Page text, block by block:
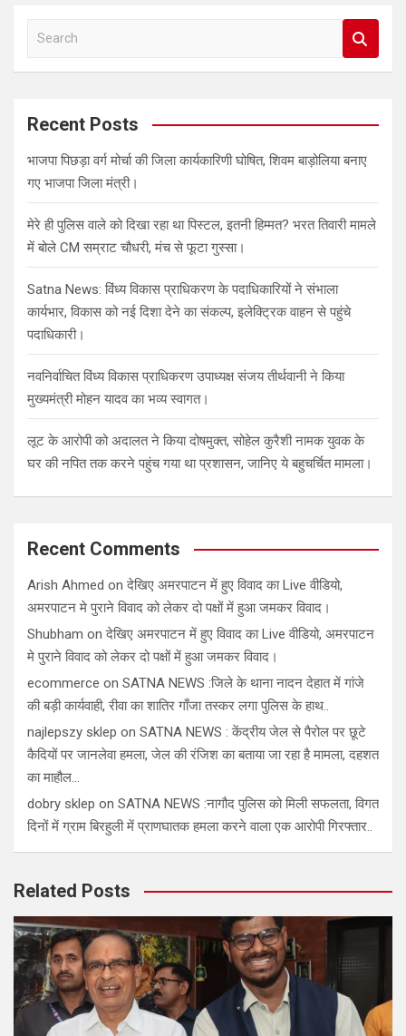
a
c
Recent Posts
भाजपा पिछड़ा वर्ग मोर्चा की जिला कार्यकारिणी घोषित, शिवम बाड़ोलिया बनाए
गए भाजपा जिला मंत्री।
मेरे ही पुलिस वाले को दिखा रहा था पिस्टल, इतनी हिम्मत? भरत तिवारी मामले
में बोले CM सम्राट चौधरी, मंच से फूटा गुस्सा।
Satna News: विंध्य विकास प्राधिकरण के पदाधिकारियों ने संभाला
कार्यभार, विकास को नई दिशा देने का संकल्प, इलेक्ट्रिक वाहन से पहुंचे
पदाधिकारी।
नवनिर्वाचित विंध्य विकास प्राधिकरण उपाध्यक्ष संजय तीर्थवानी ने किया
मुख्यमंत्री मोहन यादव का भव्य स्वागत।
लूट के आरोपी को अदालत ने किया दोषमुक्त, सोहेल कुरैशी नामक युवक के
घर की नपित तक करने पहुंच गया था प्रशासन, जानिए ये बहुचर्चित मामला।
Recent Comments
Arish Ahmed onदेखिए अमरपाटन में हुए विवाद का Live वीडियो,
अमरपाटन मे पुराने विवाद को लेकर दो पक्षों में हुआ जमकर विवाद।
Shubham onदेखिए अमरपाटन में हुए विवाद का Live वीडियो, अमरपाटन
मे पुराने विवाद को लेकर दो पक्षों में हुआ जमकर विवाद।
ecommerce on SATNA NEWS :जिले के थाना नादन देहात में गांजे
की बड़ी कार्यवाही, रीवा का शातिर गाँजा तस्कर लगा पुलिस के हाथ..
najlepszy sklep on SATNA NEWS : केंद्रीय जेल से पैरोल पर छूटे
कैदियों पर जानलेवा हमला, जेल की रंजिश का बताया जा रहा है मामला, दहशत
का माहौल…
dobry sklep on SATNA NEWS :नागौद पुलिस को मिली सफलता, विगत
दिनों में ग्राम बिरहुली में प्राणघातक हमला करने वाला एक आरोपी गिरफ्तार..
Related Posts